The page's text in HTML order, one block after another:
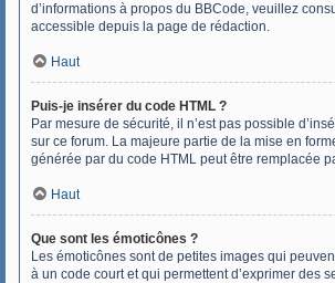
d’informations à propos du BBCode, veuillez
accessible depuis la page de rédaction.
Haut
Puis-je insérer du code HTML ?
Par mesure de sécurité, il n’est pas possible
sur ce forum. La majeure partie de la mise en
générée par du code HTML peut être remplacée
Haut
Que sont les émoticônes ?
Les émoticônes sont de petites images qui
à un code court et qui permettent d’exprimer des